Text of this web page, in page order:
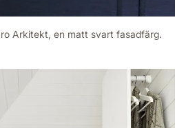
Arkitekt, en matt svart fasadfärg.